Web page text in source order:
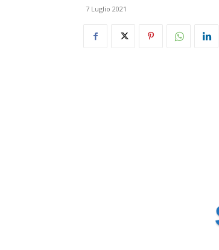
7 Luglio 2021